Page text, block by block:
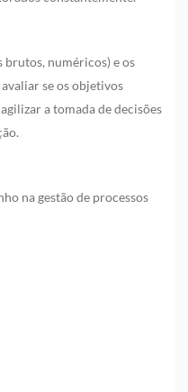
brutos, numéricos) e os
se os objetivos
a tomada de decisões
na gestão de processos